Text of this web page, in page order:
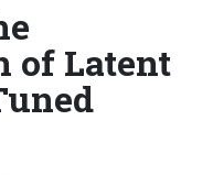
of Latent